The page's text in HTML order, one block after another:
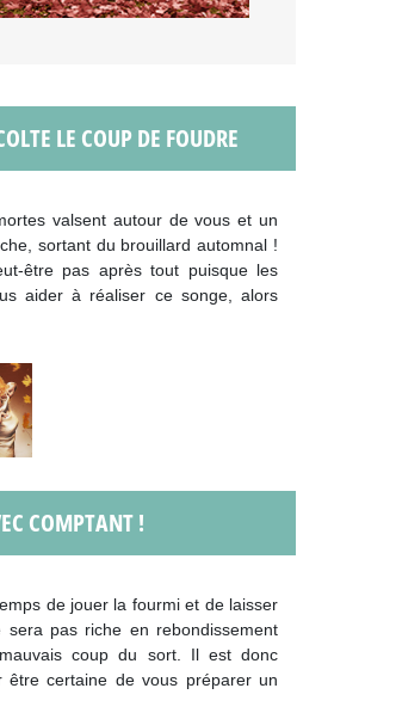
LE COUP DE FOUDRE
valsent autour de vous et un
sortant du brouillard automnal !
être pas après tout puisque les
aider à réaliser ce songe, alors
COMPTANT !
de jouer la fourmi et de laisser
sera pas riche en rebondissement
coup du sort. Il est donc
être certaine de vous préparer un